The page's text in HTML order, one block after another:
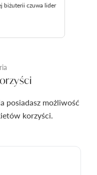
biżuterii czuwa lider
posiadasz możliwość
korzyści.